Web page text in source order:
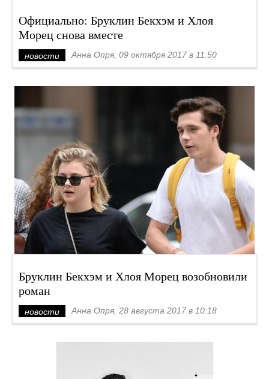
Официально: Бруклин Бекхэм и Хлоя
Морец снова вместе
новости Анна Опря, 09 октября 2017 в 11:50
Бруклин Бекхэм и Хлоя Морец возобновили
роман
новости Анна Опря, 28 августа 2017 в 10:18